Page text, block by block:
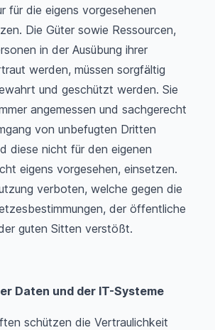
für die eigens vorgesehenen
Die Güter sowie Ressourcen,
in der Ausübung ihrer
werden, müssen sorgfältig
und geschützt werden. Sie
angemessen und sachgerecht
von unbefugten Dritten
diese nicht für den eigenen
eigens vorgesehen, einsetzen.
verboten, welche gegen die
der öffentliche
guten Sitten verstößt.
Daten und der IT-Systeme
schützen die Vertraulichkeit